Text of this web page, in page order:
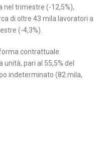
nel trimestre (-12,5%),
di oltre 43 mila lavoratori a
(-4,3%).
contrattuale
pari al 55,5% del
indeterminato (82 mila,